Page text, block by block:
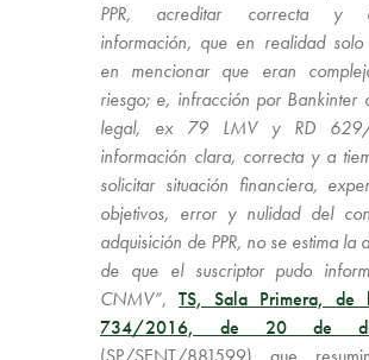
PPR, acreditar correcta y
información, que en realidad solo
en mencionar que eran
riesgo; e, infracción por Bankinter
legal, ex 79 LMV y RD
información clara, correcta y a
solicitar situación financiera,
objetivos, error y nulidad del
adquisición de PPR, no se estima la
de que el suscriptor pudo
CNMV”, TS, Sala Primera, de
734/2016, de 20 de